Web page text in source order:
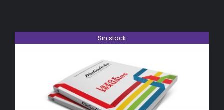
Sin stock
DETALLES